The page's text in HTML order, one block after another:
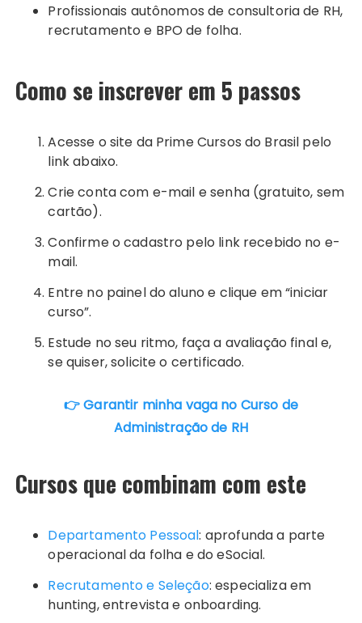
Profissionais autônomos de consultoria de RH,
recrutamento e BPO de folha.
Como se inscrever em 5 passos
Acesse o site da Prime Cursos do Brasil pelo
link abaixo.
Crie conta com e-mail e senha (gratuito, sem
cartão).
Confirme o cadastro pelo link recebido no e-
mail.
Entre no painel do aluno e clique em “iniciar
curso”.
Estude no seu ritmo, faça a avaliação final e,
se quiser, solicite o certificado.
👉 Garantir minha vaga no Curso de
Administração de RH
Cursos que combinam com este
Departamento Pessoal: aprofunda a parte
operacional da folha e do eSocial.
Recrutamento e Seleção: especializa em
hunting, entrevista e onboarding.